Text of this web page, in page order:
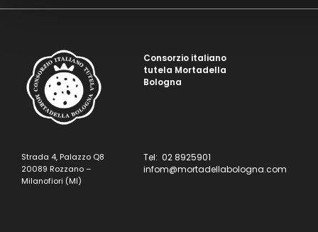
Consorzio italiano
tutela Mortadella
Bologna
Strada 4, Palazzo Q8
20089 Rozzano –
Milanofiori (MI)
Tel: 02 8925901
infom@mortadellabologna.com